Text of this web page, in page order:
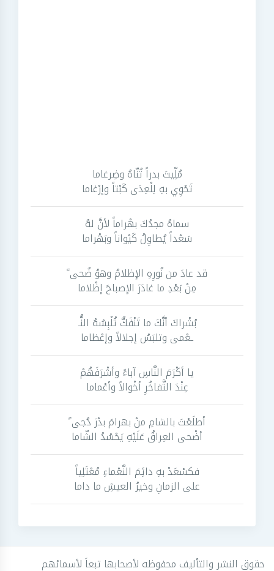
مُلِّيتَ بدراً تُنّاهُ وضِرغاما
تَحْوِي بهِ لِلْعِدَى كَبْتاً وإرْغاما
سماهُ مجدُكَ بهْراماً لأنَّ لهُ
سَعْداً يُطاوِلُ كَيْواناً وبَهْراما
قد عادَ من نُورِهِ الإظلامُ وهوُ ضُحى ً
مِنْ بَعْدِ ما غادَرَ الإصباحَ إظْلاما
بُشْراكَ أنَّكَ ما تَنْفَكُّ تُلْبِسُهُ النُّـ
ـعْمى وتلبَسُ إجلالاً وإعْظاما
يا أكْرَمَ النَّاسِ آباءً وأشْرَفَهُمْ
عِنْدَ التَّفاخُرِ أخْوالاً وأعْماما
أطلَعْتَ بالشامِ منْ بهرامَ بدْرَ دُجى ً
أضْحى العِراقُ عَلَيْهِ يَحْسُدُ الشّاما
فکسْعَدْ بهِ دائِمَ النَّعْماءِ مُعْتَلِياً
على الزمانِ وخيرُ العيشِ ما داما
حقوق النشر والتأليف محفوظه لأصحابها تبعاَ لأسمائهم